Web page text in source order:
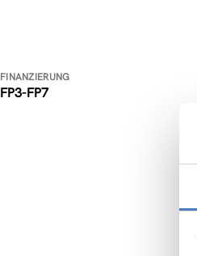
FINANZIERUNG
FP3-FP7